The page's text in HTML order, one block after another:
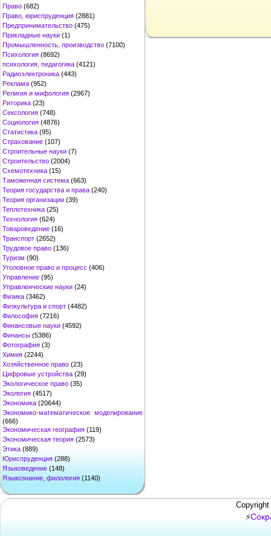
Право (682)
Право, юриспруденция (2881)
Предпринимательство (475)
Прикладные науки (1)
Промышленность, производство (7100)
Психология (8692)
психология, педагогика (4121)
Радиоэлектроника (443)
Реклама (952)
Религия и мифология (2967)
Риторика (23)
Сексология (748)
Социология (4876)
Статистика (95)
Страхование (107)
Строительные науки (7)
Строительство (2004)
Схемотехника (15)
Таможенная система (663)
Теория государства и права (240)
Теория организации (39)
Теплотехника (25)
Технология (624)
Товароведение (16)
Транспорт (2652)
Трудовое право (136)
Туризм (90)
Уголовное право и процесс (406)
Управление (95)
Управленческие науки (24)
Физика (3462)
Физкультура и спорт (4482)
Философия (7216)
Финансовые науки (4592)
Финансы (5386)
Фотография (3)
Химия (2244)
Хозяйственное право (23)
Цифровые устройства (29)
Экологическое право (35)
Экология (4517)
Экономика (20644)
Экономико-математическое моделирование
(666)
Экономическая география (119)
Экономическая теория (2573)
Этика (889)
Юриспруденция (288)
Языковедение (148)
Языкознание, филология (1140)
⚡